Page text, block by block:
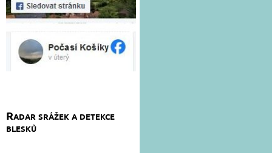
Radar srážek a detekce
blesků